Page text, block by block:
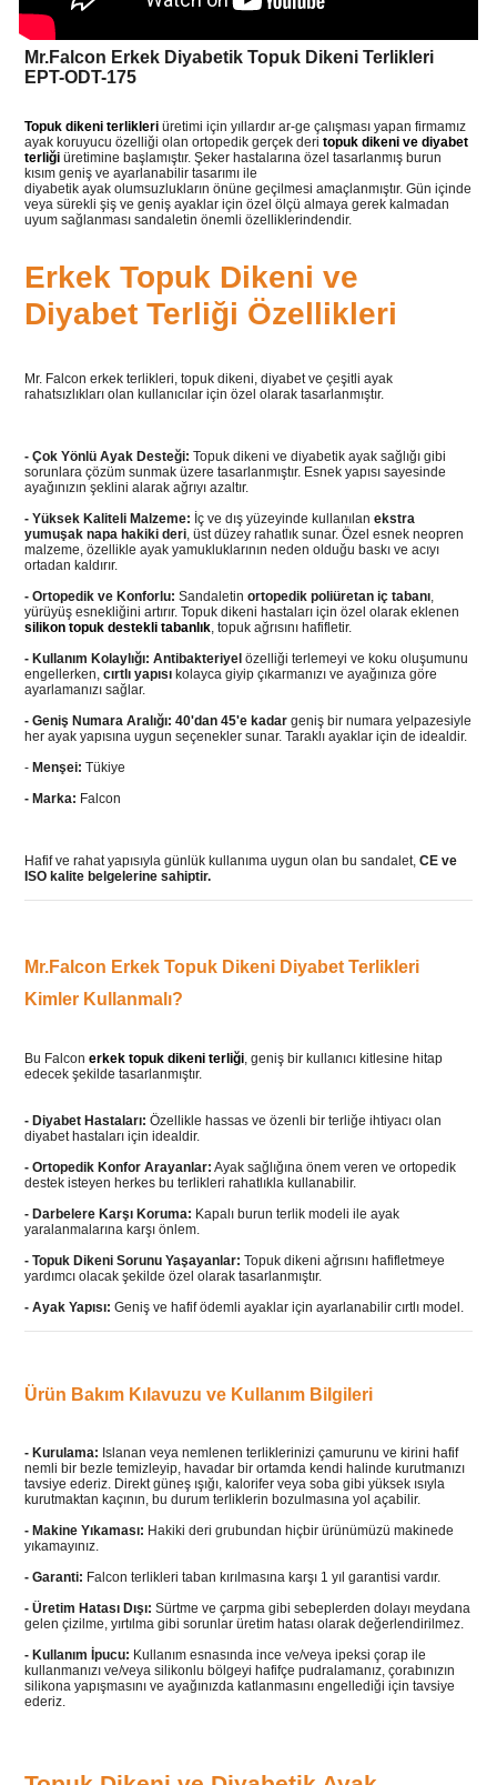
Mr.Falcon Erkek Diyabetik Topuk Dikeni Terlikleri
EPT-ODT-175
Topuk dikeni terlikleriüretimi için yıllardır ar-ge çalışması yapan firmamız
ayak koruyucu özelliği olan ortopedik gerçek deri topuk dikeni ve diyabet
terliğiüretimine başlamıştır. Şeker hastalarına özel tasarlanmış burun
kısım geniş ve ayarlanabilir tasarımı ile
diyabetik ayak olumsuzlukların önüne geçilmesi amaçlanmıştır. Gün içinde
veya sürekli şiş ve geniş ayaklar için özel ölçü almaya gerek kalmadan
uyum sağlanması sandaletin önemli özelliklerindendir.
Erkek Topuk Dikeni ve
Diyabet Terliği Özellikleri
Mr. Falcon erkek terlikleri, topuk dikeni, diyabet ve çeşitli ayak
rahatsızlıkları olan kullanıcılar için özel olarak tasarlanmıştır.
- Çok Yönlü Ayak Desteği: Topuk dikeni ve diyabetik ayak sağlığı gibi
sorunlara çözüm sunmak üzere tasarlanmıştır. Esnek yapısı sayesinde
ayağınızın şeklini alarak ağrıyı azaltır.
- Yüksek Kaliteli Malzeme: İç ve dış yüzeyinde kullanılan ekstra
yumuşak napa hakiki deri, üst düzey rahatlık sunar. Özel esnek neopren
malzeme, özellikle ayak yamukluklarının neden olduğu baskı ve acıyı
ortadan kaldırır.
- Ortopedik ve Konforlu: Sandaletin ortopedik poliüretan iç tabanı,
yürüyüş esnekliğini artırır. Topuk dikeni hastaları için özel olarak eklenen
silikon topuk destekli tabanlık, topuk ağrısını hafifletir.
- Kullanım Kolaylığı: Antibakteriyel özelliği terlemeyi ve koku oluşumunu
engellerken, cırtlı yapısıkolayca giyip çıkarmanızı ve ayağınıza göre
ayarlamanızı sağlar.
- Geniş Numara Aralığı: 40'dan 45'e kadargeniş bir numara yelpazesiyle
her ayak yapısına uygun seçenekler sunar. Taraklı ayaklar için de idealdir.
- Menşei: Tükiye
- Marka: Falcon
Hafif ve rahat yapısıyla günlük kullanıma uygun olan bu sandalet, CE ve
ISO kalite belgelerine sahiptir.
Mr.Falcon Erkek Topuk Dikeni Diyabet Terlikleri
Kimler Kullanmalı?
Bu Falcon erkek topuk dikeni terliği, geniş bir kullanıcı kitlesine hitap
edecek şekilde tasarlanmıştır.
- Diyabet Hastaları: Özellikle hassas ve özenli bir terliğe ihtiyacı olan
diyabet hastaları için idealdir.
- Ortopedik Konfor Arayanlar: Ayak sağlığına önem veren ve ortopedik
destek isteyen herkes bu terlikleri rahatlıkla kullanabilir.
- Darbelere Karşı Koruma: Kapalı burun terlik modeli ile ayak
yaralanmalarına karşı önlem.
- Topuk Dikeni Sorunu Yaşayanlar: Topuk dikeni ağrısını hafifletmeye
yardımcı olacak şekilde özel olarak tasarlanmıştır.
- Ayak Yapısı: Geniş ve hafif ödemli ayaklar için ayarlanabilir cırtlı model.
Ürün Bakım Kılavuzu ve Kullanım Bilgileri
- Kurulama: Islanan veya nemlenen terliklerinizi çamurunu ve kirini hafif
nemli bir bezle temizleyip, havadar bir ortamda kendi halinde kurutmanızı
tavsiye ederiz. Direkt güneş ışığı, kalorifer veya soba gibi yüksek ısıyla
kurutmaktan kaçının, bu durum terliklerin bozulmasına yol açabilir.
- Makine Yıkaması: Hakiki deri grubundan hiçbir ürünümüzü makinede
yıkamayınız.
- Garanti: Falcon terlikleri taban kırılmasına karşı 1 yıl garantisi vardır.
- Üretim Hatası Dışı: Sürtme ve çarpma gibi sebeplerden dolayı meydana
gelen çizilme, yırtılma gibi sorunlar üretim hatası olarak değerlendirilmez.
- Kullanım İpucu: Kullanım esnasında ince ve/veya ipeksi çorap ile
kullanmanızı ve/veya silikonlu bölgeyi hafifçe pudralamanız, çorabınızın
silikona yapışmasını ve ayağınızda katlanmasını engellediği için tavsiye
ederiz.